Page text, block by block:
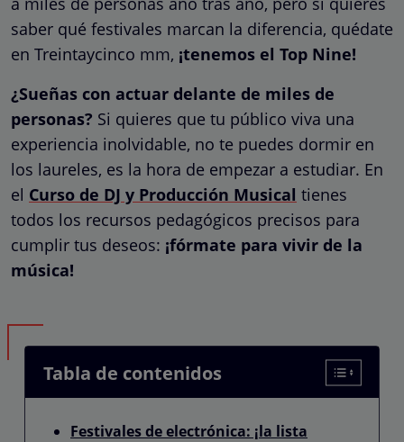
saber qué festivales marcan la diferencia, quédate
en Treintaycinco mm, ¡tenemos el Top Nine!
¿Sueñas con actuar delante de miles de
personas? Si quieres que tu público viva una
experiencia inolvidable, no te puedes dormir en
los laureles, es la hora de empezar a estudiar. En
el Curso de DJ y Producción Musical tienes
todos los recursos pedagógicos precisos para
cumplir tus deseos: ¡fórmate para vivir de la
música!
Tabla de contenidos
Festivales de electrónica: ¡la lista